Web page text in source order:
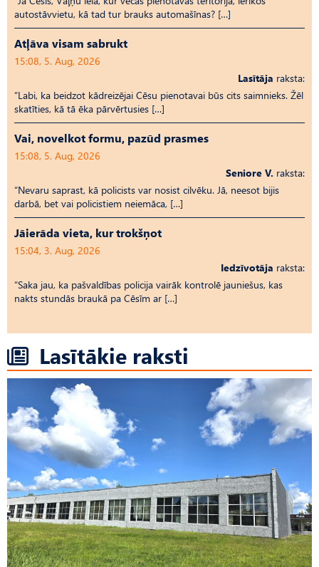
autostāvvietu, kā tad tur brauks automašīnas? […]
Atļāva visam sabrukt
15:08, 5. Aug, 2026
Lasītāja raksta:
“Labi, ka beidzot kādreizējai Cēsu pienotavai būs cits saimnieks. Žēl
skatīties, kā tā ēka pārvērtusies […]
Vai, novelkot formu, pazūd prasmes
15:08, 5. Aug, 2026
Seniore V. raksta:
“Nevaru saprast, kā policists var nosist cilvēku. Jā, neesot bijis
darbā, bet vai policistiem neiemāca, […]
Jāierāda vieta, kur trokšņot
15:04, 3. Aug, 2026
Iedzīvotāja raksta:
“Saka jau, ka pašvaldības policija vairāk kontrolē jauniešus, kas
nakts stundās braukā pa Cēsīm ar […]
Lasītākie raksti